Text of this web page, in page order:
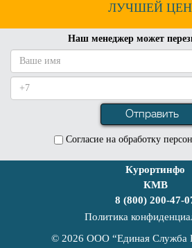
ЛУЧШЕЙ
Наш менеджер может
Согласие на обработку
Курортинфо
КМВ
8 (800) 200-47-
Политика
© 2026 ООО “Единая Служба